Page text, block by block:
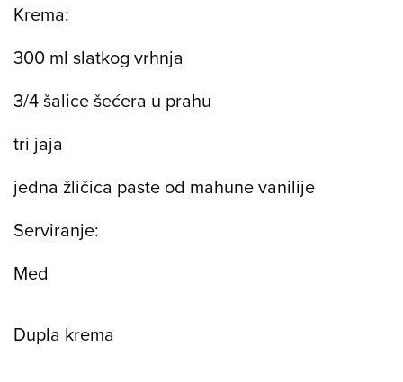
Krema:
300 ml slatkog vrhnja
3/4 šalice šećera u prahu
tri jaja
jedna žličica paste od mahune vanilije
Serviranje:
Med
Dupla krema